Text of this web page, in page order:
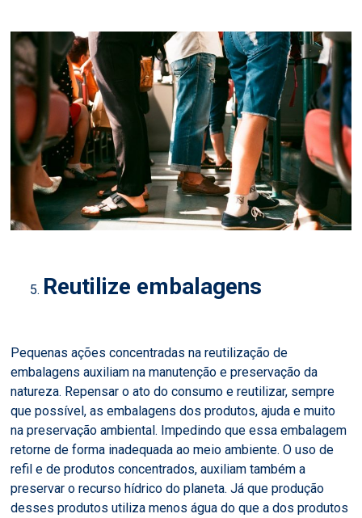
Reutilize embalagens
Pequenas ações concentradas na reutilização de
embalagens auxiliam na manutenção e preservação da
natureza. Repensar o ato do consumo e reutilizar, sempre
que possível, as embalagens dos produtos, ajuda e muito
na preservação ambiental. Impedindo que essa embalagem
retorne de forma inadequada ao meio ambiente. O uso de
refil e de produtos concentrados, auxiliam também a
preservar o recurso hídrico do planeta. Já que produção
desses produtos utiliza menos água do que a dos produtos